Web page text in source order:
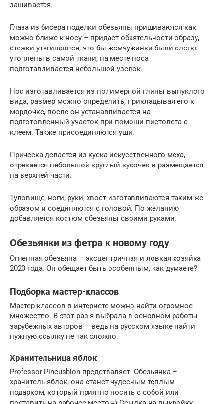
зашивается.
Глаза из бисера поделки обезьяны пришиваются как
можно ближе к носу – придает обаятельности образу,
стежки утягиваются, что бы жемчужинки были слегка
утоплены в самой ткани, на месте носа
подготавливается небольшой узелок.
Нос изготавливается из полимерной глины выпуклого
вида, размер можно определить, прикладывая его к
мордочке, после он устанавливается на
подготовленный участок при помощи пистолета с
клеем. Также присоединяются уши.
Прическа делается из куска искусственного меха,
отрезается небольшой круглый кусочек и размещается
на верхней части.
Туловище, ноги, руки, хвост изготавливаются таким же
образом и соединяются с головой. По желанию
добавляется костюм обезьяны своими руками.
Обезьянки из фетра к новому году
Огненная обезьяна – эксцентричная и ловкая хозяйка
2020 года. Он обещает быть особенным, как думаете?
Подборка мастер-классов
Мастер-классов в интернете можно найти огромное
множество. В этот раз я выбрала в основном работы
зарубежных авторов – ведь на русском языке найти
нужную ссылку не так сложно.
Хранительница яблок
Professor Pincushion предстваляет! Обезьянка –
хранитель яблок, она станет чудесным теплым
подарком, который приятно носить с собой или